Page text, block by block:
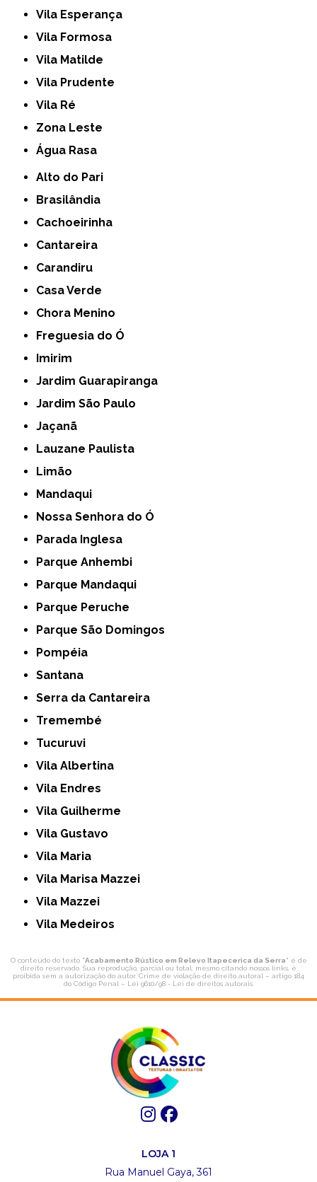
Vila Esperança
Vila Formosa
Vila Matilde
Vila Prudente
Vila Ré
Zona Leste
Água Rasa
Alto do Pari
Brasilândia
Cachoeirinha
Cantareira
Carandiru
Casa Verde
Chora Menino
Freguesia do Ó
Imirim
Jardim Guarapiranga
Jardim São Paulo
Jaçanã
Lauzane Paulista
Limão
Mandaqui
Nossa Senhora do Ó
Parada Inglesa
Parque Anhembi
Parque Mandaqui
Parque Peruche
Parque São Domingos
Pompéia
Santana
Serra da Cantareira
Tremembé
Tucuruvi
Vila Albertina
Vila Endres
Vila Guilherme
Vila Gustavo
Vila Maria
Vila Marisa Mazzei
Vila Mazzei
Vila Medeiros
O conteúdo do texto "Acabamento Rústico em Relevo Itapecerica da Serra" é de
direito reservado. Sua reprodução, parcial ou total, mesmo citando nossos links, é
proibida sem a autorização do autor. Crime de violação de direito autoral – artigo 184
do Código Penal – Lei 9610/98 - Lei de direitos autorais.
LOJA 1
Rua Manuel Gaya, 361